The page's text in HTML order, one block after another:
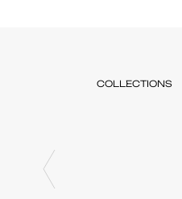
COLLECTIONS